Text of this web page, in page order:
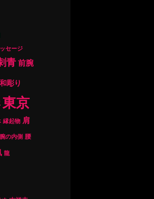
セージ
青前腕
和彫り
東京
縁起物 肩
腕の内側 腰
龍